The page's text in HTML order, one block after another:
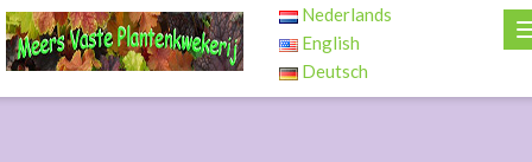
Nederlands
English
Deutsch